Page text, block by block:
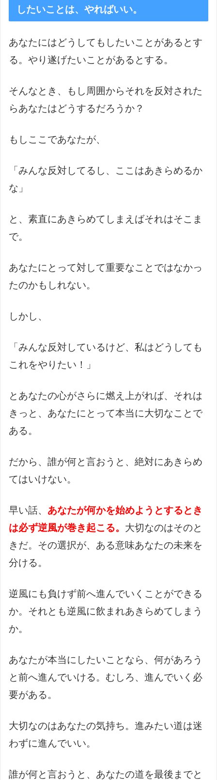
したいことは、やればいい。
あなたにはどうしてもしたいことがあるとす
る。やり遂げたいことがあるとする。
そんなとき、もし周囲からそれを反対された
らあなたはどうするだろうか？
もしここであなたが、
「みんな反対してるし、ここはあきらめるか
な」
と、素直にあきらめてしまえばそれはそこま
で。
あなたにとって対して重要なことではなかっ
たのかもしれない。
しかし、
「みんな反対しているけど、私はどうしても
これをやりたい！」
とあなたの心がさらに燃え上がれば、それは
きっと、あなたにとって本当に大切なことで
ある。
だから、誰が何と言おうと、絶対にあきらめ
てはいけない。
早い話、 あなたが何かを始めようとするとき
は必ず逆風が巻き起こる。 大切なのはそのと
きだ。その選択が、ある意味あなたの未来を
分ける。
逆風にも負けず前へ進んでいくことができる
か。それとも逆風に飲まれあきらめてしまう
か。
あなたが本当にしたいことなら、何があろう
と前へ進んでいける。むしろ、進んでいく必
要がある。
大切なのはあなたの気持ち。進みたい道は迷
わずに進んでいい。
誰が何と言おうと、あなたの道を最後までと